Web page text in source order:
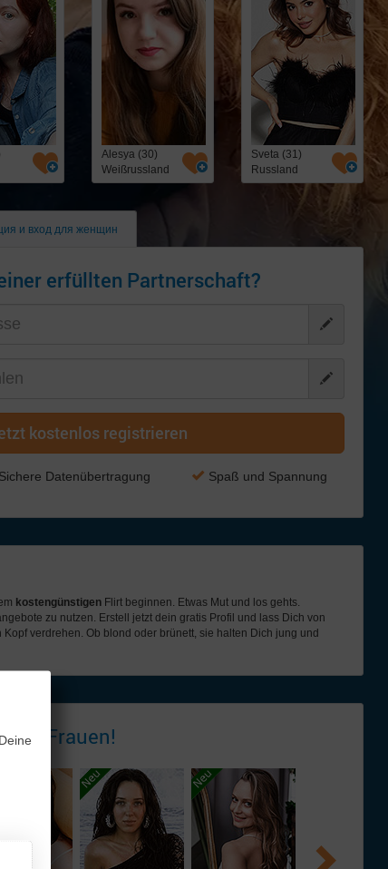
Alesya (30)
Weißrussland
Sveta (31)
Russland
и вход для женщин
erfüllten Partnerschaft?
kostenlos registrieren
Sichere Datenübertragung Spaß und Spannung
kostengünstigen Flirt beginnen. Etwas Mut und los gehts.
zu nutzen. Erstell jetzt dein gratis Profil und lass Dich von
Kopf verdrehen. Ob blond oder brünett, sie halten Dich jung und
Frauen!